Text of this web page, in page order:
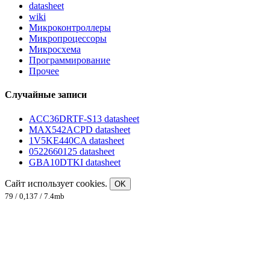
datasheet
wiki
Микроконтроллеры
Микропроцессоры
Микросхема
Программирование
Прочее
Случайные записи
ACC36DRTF-S13 datasheet
MAX542ACPD datasheet
1V5KE440CA datasheet
0522660125 datasheet
GBA10DTKI datasheet
Сайт использует cookies.
OK
79 / 0,137 / 7.4mb